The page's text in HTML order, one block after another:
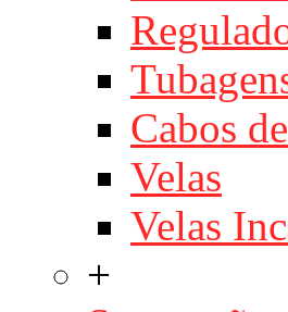
Cabos
Velas
Velas
+